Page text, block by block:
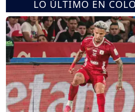
LO ÚLTIMO EN